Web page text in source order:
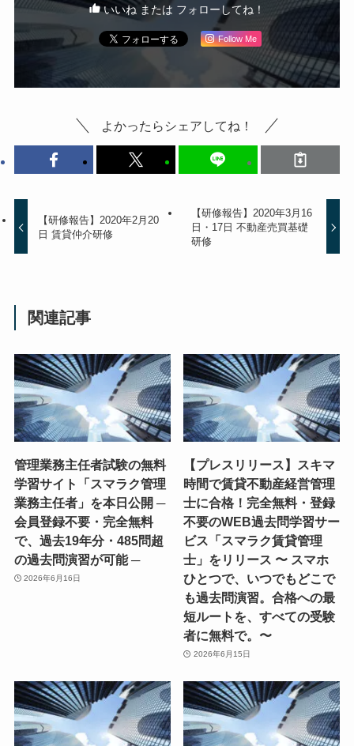
いいね または フォローしてね！
Follow Me
よかったらシェアしてね！
【研修報告】2020年2月20
日 賃貸仲介研修
【研修報告】2020年3月16
日・17日 不動産売買基礎
研修
関連記事
管理業務主任者試験の無料
学習サイト「スマラク管理
業務主任者」を本日公開 ─
会員登録不要・完全無料
で、過去19年分・485問超
の過去問演習が可能 ─
2026年6月16日
【プレスリリース】スキマ
時間で賃貸不動産経営管理
士に合格！完全無料・登録
不要のWEB過去問学習サー
ビス「スマラク賃貸管理
士」をリリース 〜 スマホ
ひとつで、いつでもどこで
も過去問演習。合格への最
短ルートを、すべての受験
者に無料で。〜
2026年6月15日